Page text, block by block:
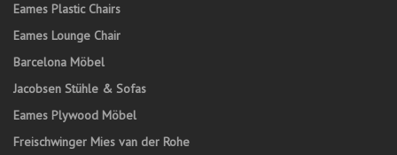
Eames Plastic Chairs
Eames Lounge Chair
Barcelona Möbel
Jacobsen Stühle & Sofas
Eames Plywood Möbel
Freischwinger Mies van der Rohe